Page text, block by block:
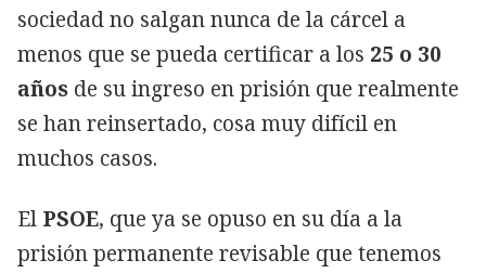
sociedad no salgan nunca de la cárcel a
menos que se pueda certificar a los 25 o 30
años de su ingreso en prisión que realmente
se han reinsertado, cosa muy difícil en
muchos casos.
El PSOE, que ya se opuso en su día a la
prisión permanente revisable que tenemos